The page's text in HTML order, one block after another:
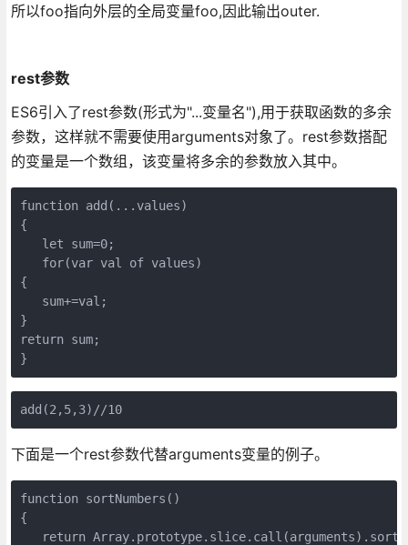
所以foo指向外层的全局变量foo,因此输出outer.
rest参数
ES6引入了rest参数(形式为"...变量名"),用于获取函数的多余
参数，这样就不需要使用arguments对象了。rest参数搭配
的变量是一个数组，该变量将多余的参数放入其中。
function add(...values)
{
   let sum=0;
   for(var val of values)
{
   sum+=val;
}
return sum;
}
add(2,5,3)//10
下面是一个rest参数代替arguments变量的例子。
function sortNumbers()
{
return